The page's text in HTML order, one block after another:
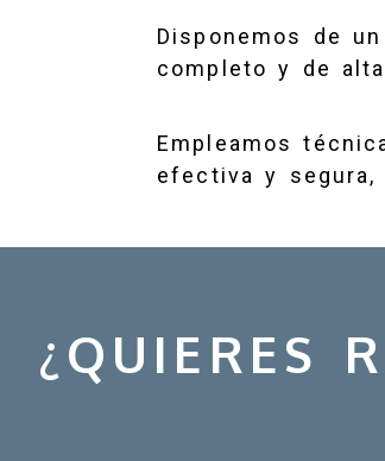
Disponemos de
completo y de
Empleamos
efectiva y segura,
¿QUIERES